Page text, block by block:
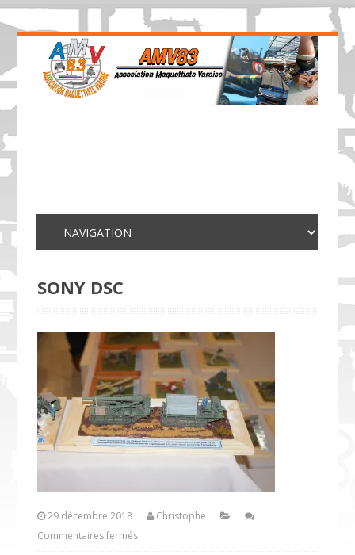
SONY DSC
29 décembre 2018
Christophe
Commentaires fermés